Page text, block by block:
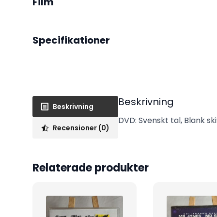
Specifikationer
Beskrivning
Recensioner (0)
Beskrivning
DVD: Svenskt tal, Blank
Relaterade produkter